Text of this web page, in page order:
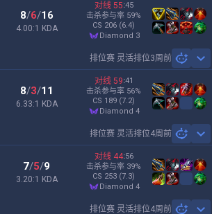
8/6/16
4.00:1 KDA
对线 55:45
击杀参与率 59%
CS 206 (6.4)
diamond 3
排位赛 灵活排位3周前
8/3/11
6.33:1 KDA
对线 59:41
击杀参与率 56%
CS 189 (7.2)
diamond 4
排位赛 灵活排位4周前
7/5/9
3.20:1 KDA
对线 44:56
击杀参与率 39%
CS 253 (7.3)
diamond 4
排位赛 灵活排位4周前